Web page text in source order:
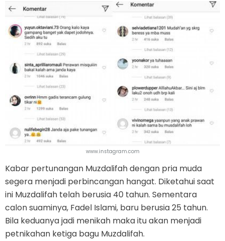
www.instagram.com
Kabar pertunangan Muzdalifah dengan pria muda
segera menjadi perbincangan hangat. Diketahui saat
ini Muzdalifah telah berusia 40 tahun. Sementara
calon suaminya, Fadel Islami, baru berusia 25 tahun.
Bila keduanya jadi menikah maka itu akan menjadi
petnikahan ketiga bagu Muzdalifah.